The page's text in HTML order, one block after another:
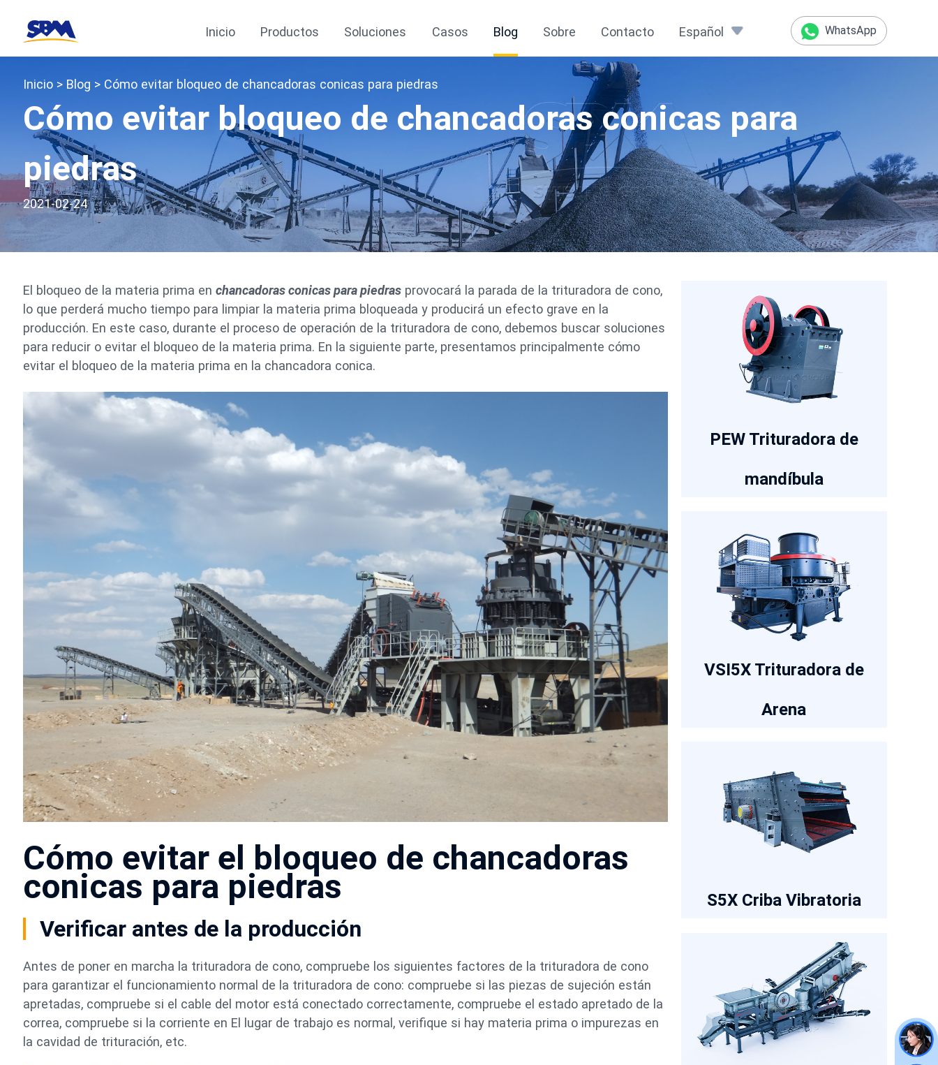
WhatsApp
Inicio Productos Soluciones Casos Blog Sobre Contacto Español
Inicio > Blog > Cómo evitar bloqueo de chancadoras conicas para piedras
Cómo evitar bloqueo de chancadoras conicas para
piedras
2021-02-24
El bloqueo de la materia prima enchancadoras conicas para piedras provocará la parada de la trituradora de cono,
lo que perderá mucho tiempo para limpiar la materia prima bloqueada y producirá un efecto grave en la
producción. En este caso, durante el proceso de operación de la trituradora de cono, debemos buscar soluciones
para reducir o evitar el bloqueo de la materia prima. En la siguiente parte, presentamos principalmente cómo
evitar el bloqueo de la materia prima en la chancadora conica.
Cómo evitar el bloqueo de chancadoras
conicas para piedras
Verificar antes de la producción
Antes de poner en marcha la trituradora de cono, compruebe los siguientes factores de la trituradora de cono
para garantizar el funcionamiento normal de la trituradora de cono: compruebe si las piezas de sujeción están
apretadas, compruebe si el cable del motor está conectado correctamente, compruebe el estado apretado de la
correa, compruebe si la corriente en El lugar de trabajo es normal, verifique si hay materia prima o impurezas en
la cavidad de trituración, etc.
PEW Trituradora de
mandíbula
VSI5X Trituradora de
Arena
S5X Criba Vibratoria